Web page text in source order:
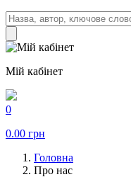
Мій кабінет
0
0.00 грн
Головна
Про нас